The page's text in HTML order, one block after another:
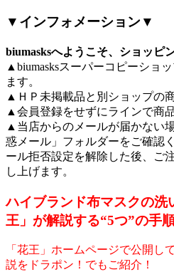
▼インフォメーション▼
biumasksへようこそ、ショッピ
▲biumasksスーパーコピーショ
ます。
▲ＨＰ未掲載品と別ショップの
▲会員登録をせずにラインで商
▲当店からのメールが届かない
惑メール」フォルダーをご確認
ール拒否設定を解除した後、ご
し上げます。
ハイブランド布マスクの洗
王」が解説する“5つ”の手
「花王」ホームページで公開し
説をドラポン！でもご紹介！